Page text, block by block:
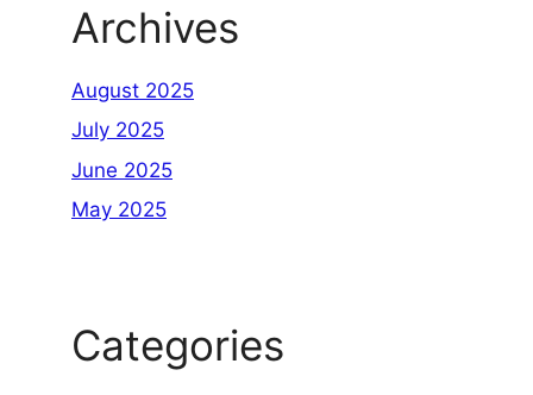
Archives
August 2025
July 2025
June 2025
May 2025
Categories